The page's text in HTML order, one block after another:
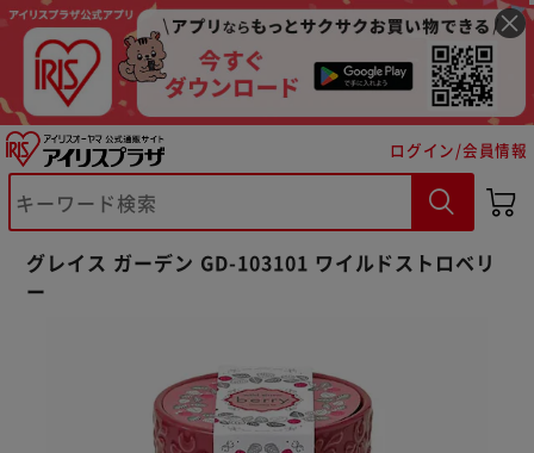
ログイン/会員情報
グレイス ガーデン GD-103101 ワイルドストロベリ
ー
※ご確認ください